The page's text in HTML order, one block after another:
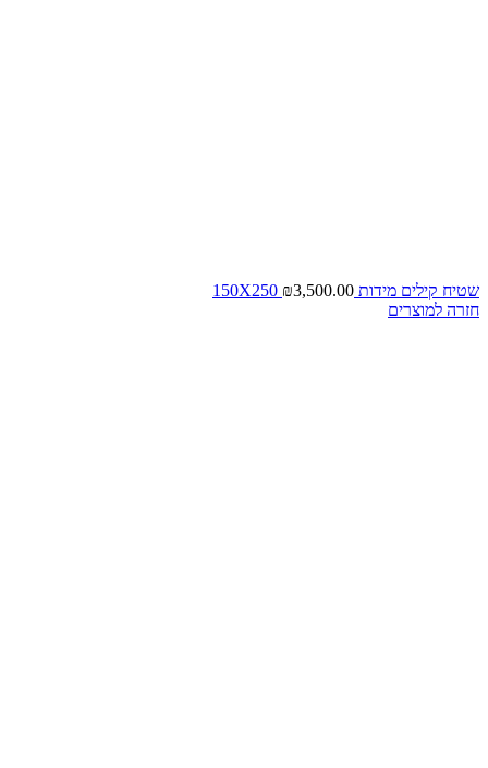
שטיח קילים מידות 150X250 ₪3,500.00
חזרה למוצרים